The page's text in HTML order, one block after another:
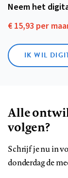
Neem het
€ 15,93 per
IK WIL
Alle
volgen?
Schrijf je nu in
donderdag de